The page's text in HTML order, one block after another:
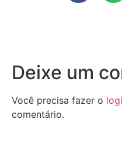
Deixe um
Você precisa fazer o
comentário.